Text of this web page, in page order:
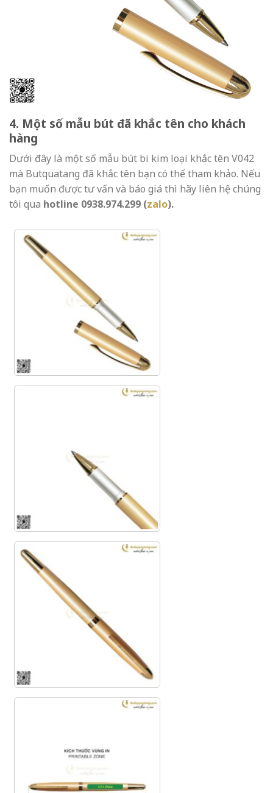
4. Một số mẫu bút đã khắc tên cho khách
hàng
Dưới đây là một số mẫu bút bi kim loại khắc tên V042
mà Butquatang đã khắc tên bạn có thể tham khảo. Nếu
bạn muốn được tư vấn và báo giá thì hãy liên hệ chúng
tôi qua hotline 0938.974.299 (zalo).